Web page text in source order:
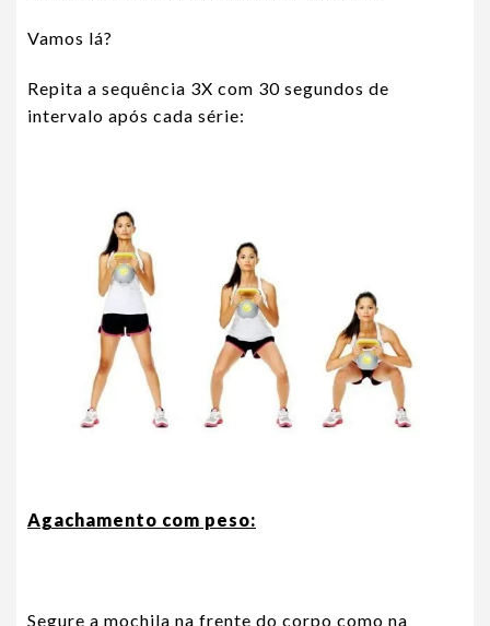
Vamos lá?
Repita a sequência 3X com 30 segundos de
intervalo após cada série:
Agachamento com peso:
Segure a mochila na frente do corpo como na